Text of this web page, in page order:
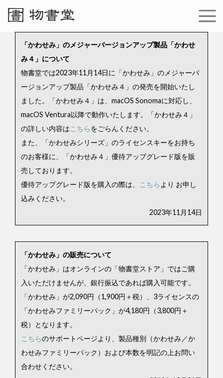
「かわせみ」のメジャーバージョンアップ製品「かわせ
み４」について
物書堂では2023年11月14日に「かわせみ」のメジャーバ
ージョンアップ製品「かわせみ４」の発売を開始いたし
ました。「かわせみ４」は、macOS Sonomaに対応し、
macOS Ventura以降で動作いたします。「かわせみ４」
の詳しい内容はこちらをごらんください。
また、「かわせみシリーズ」のライセンスキーをお持ち
のお客様に、「かわせみ４」優待アップグレード版を販
売しております。
優待アップグレード版を購入の際は、
こちら より お申し
込みください。
2023年11月14日
「かわせみ」の販売について
「かわせみ」はオンラインの「物書堂ストア」ではご購
入いただけませんが、銀行振込であれば購入可能です。
「かわせみ」が2,090円（1,900円＋税）、3ライセンスの
「かわせみファミリーパック」が4,180円（3,800円＋
税）となります。
こちらのサポートページより、製品種別（かわせみ／か
わせみファミリーパック）および本数を明記の上お問い
合わせください。